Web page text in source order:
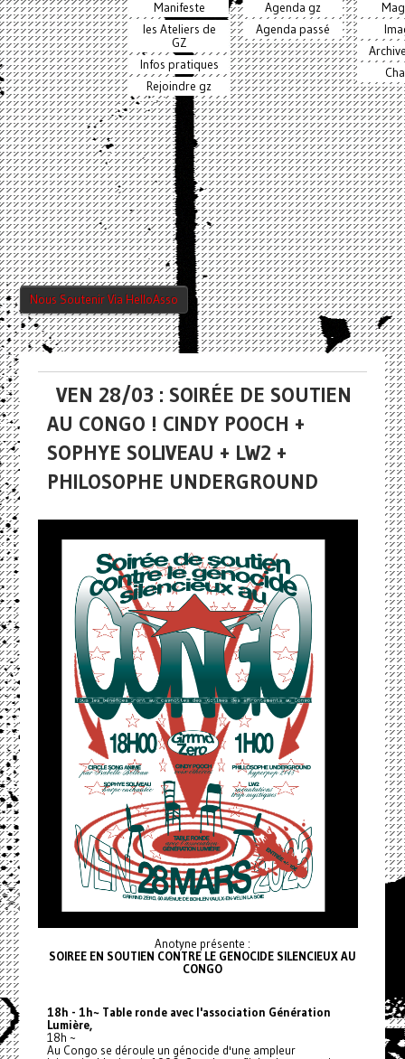
Manifeste
les Ateliers de
GZ
Infos pratiques
Rejoindre gz
Agenda gz
Agenda passé
Nous Soutenir Via HelloAsso
VEN 28/03 : SOIRÉE DE SOUTIEN
AU CONGO ! CINDY POOCH +
SOPHYE SOLIVEAU + LW2 +
PHILOSOPHE UNDERGROUND
Anotyne présente :
SOIREE EN SOUTIEN CONTRE LE GENOCIDE SILENCIEUX AU
CONGO
18h - 1h~ Table ronde avec l'association Génération
Lumière,
18h ~
Au Congo se déroule un génocide d'une ampleur